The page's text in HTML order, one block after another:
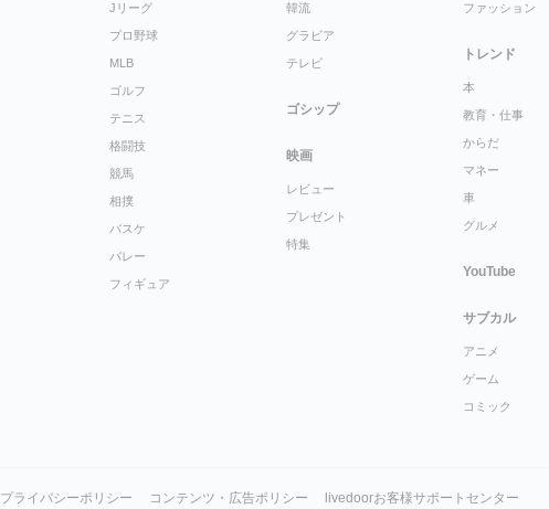
Jリーグ
プロ野球
MLB
ゴルフ
テニス
格闘技
競馬
相撲
バスケ
バレー
フィギュア
韓流
グラビア
テレビ
ゴシップ
映画
レビュー
プレゼント
特集
ファッション
トレンド
本
教育・仕事
からだ
マネー
車
グルメ
YouTube
サブカル
アニメ
ゲーム
コミック
プライバシーポリシー コンテンツ・広告ポリシー livedoorお客様サポートセンター